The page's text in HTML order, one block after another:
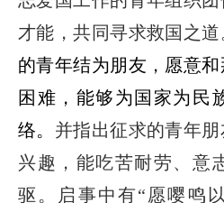
才能，共同寻求救国之道
的青年结为朋友，愿意
困难，能够为国家为民
络。 并指出征求的青年
兴趣，能吃苦耐劳、意
驱。启事中有“愿嘤鸣